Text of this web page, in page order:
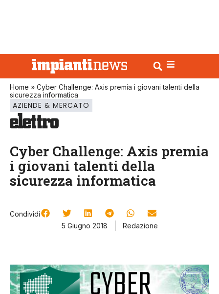
Home » Cyber Challenge: Axis premia i giovani talenti della
sicurezza informatica
AZIENDE & MERCATO
Cyber Challenge: Axis premia
i giovani talenti della
sicurezza informatica
Condividi
5 Giugno 2018
Redazione